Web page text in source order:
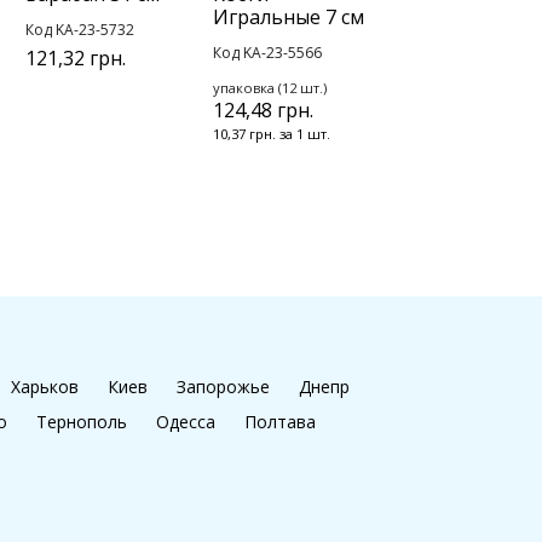
Код KA-23-5732
121,32 грн.
Игральные 7 см
Код KA-23-5566
упаковка (12 шт.)
124,48 грн.
10,37 грн. за 1 шт.
Харьков Киев Запорожье
Днепр
Тернополь Одесса Полтава